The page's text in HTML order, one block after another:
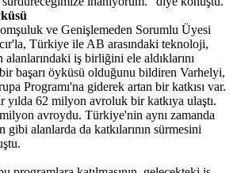
ve Genişlemeden Sorumlu Üyesi
Türkiye ile AB arasındaki teknoloji,
alanlarındaki iş birliğini ele aldıklarını
başarı öyküsü olduğunu bildiren Varhelyi,
Programı'na giderek artan bir katkısı var.
62 milyon avroluk bir katkıya ulaştı.
avroydu. Türkiye'nin aynı zamanda
alanlarda da katkılarının sürmesini